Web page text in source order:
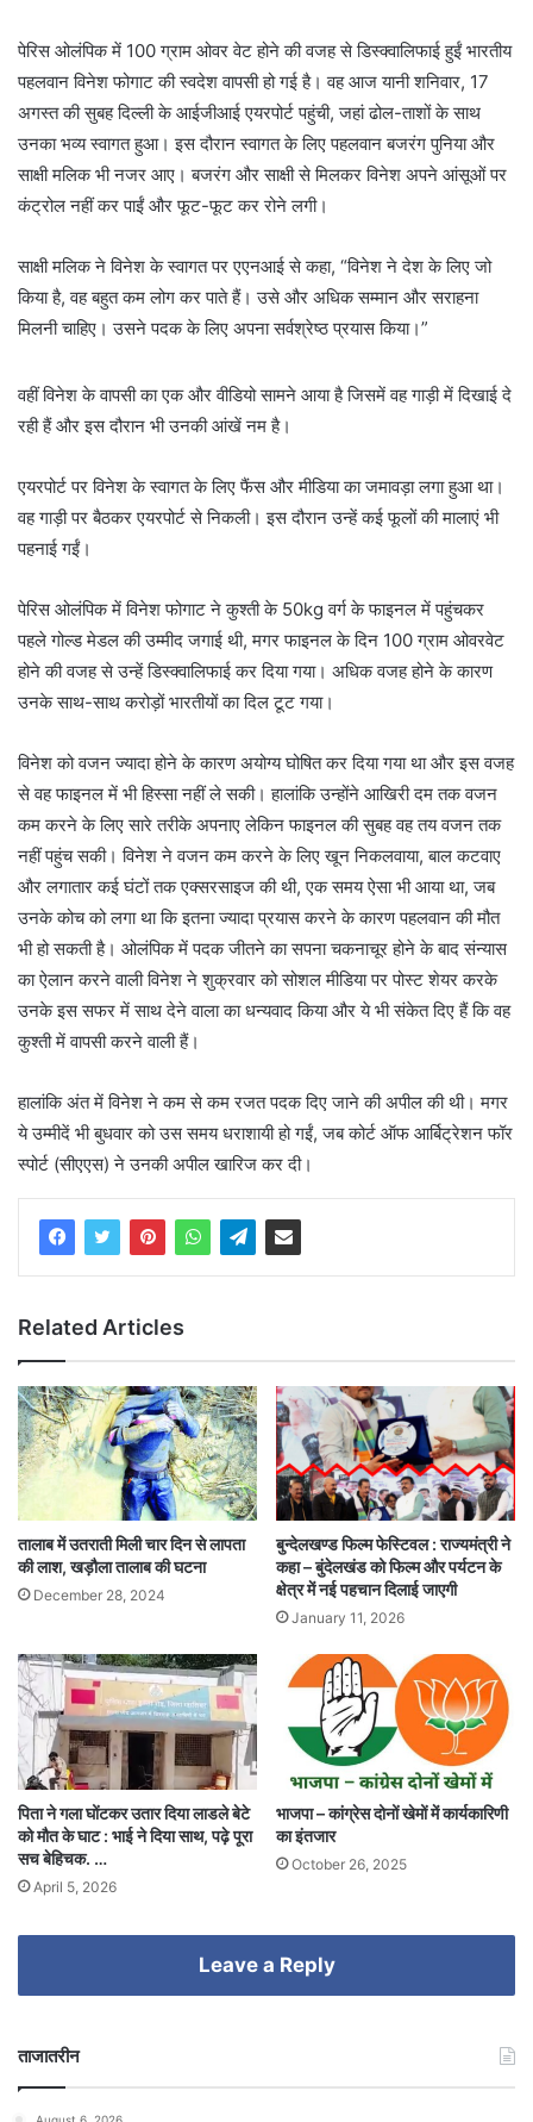
पेरिस ओलंपिक में 100 ग्राम ओवर वेट होने की वजह से डिस्क्वालिफाई हुईं भारतीय
पहलवान विनेश फोगाट की स्वदेश वापसी हो गई है। वह आज यानी शनिवार, 17
अगस्त की सुबह दिल्ली के आईजीआई एयरपोर्ट पहुंची, जहां ढोल-ताशों के साथ
उनका भव्य स्वागत हुआ। इस दौरान स्वागत के लिए पहलवान बजरंग पुनिया और
साक्षी मलिक भी नजर आए। बजरंग और साक्षी से मिलकर विनेश अपने आंसूओं पर
कंट्रोल नहीं कर पाईं और फूट-फूट कर रोने लगी।
साक्षी मलिक ने विनेश के स्वागत पर एएनआई से कहा, “विनेश ने देश के लिए जो
किया है, वह बहुत कम लोग कर पाते हैं। उसे और अधिक सम्मान और सराहना
मिलनी चाहिए। उसने पदक के लिए अपना सर्वश्रेष्ठ प्रयास किया।”
वहीं विनेश के वापसी का एक और वीडियो सामने आया है जिसमें वह गाड़ी में दिखाई दे
रही हैं और इस दौरान भी उनकी आंखें नम है।
एयरपोर्ट पर विनेश के स्वागत के लिए फैंस और मीडिया का जमावड़ा लगा हुआ था।
वह गाड़ी पर बैठकर एयरपोर्ट से निकली। इस दौरान उन्हें कई फूलों की मालाएं भी
पहनाई गईं।
पेरिस ओलंपिक में विनेश फोगाट ने कुश्ती के 50kg वर्ग के फाइनल में पहुंचकर
पहले गोल्ड मेडल की उम्मीद जगाई थी, मगर फाइनल के दिन 100 ग्राम ओवरवेट
होने की वजह से उन्हें डिस्क्वालिफाई कर दिया गया। अधिक वजह होने के कारण
उनके साथ-साथ करोड़ों भारतीयों का दिल टूट गया।
विनेश को वजन ज्यादा होने के कारण अयोग्य घोषित कर दिया गया था और इस वजह
से वह फाइनल में भी हिस्सा नहीं ले सकी। हालांकि उन्होंने आखिरी दम तक वजन
कम करने के लिए सारे तरीके अपनाए लेकिन फाइनल की सुबह वह तय वजन तक
नहीं पहुंच सकी। विनेश ने वजन कम करने के लिए खून निकलवाया, बाल कटवाए
और लगातार कई घंटों तक एक्सरसाइज की थी, एक समय ऐसा भी आया था, जब
उनके कोच को लगा था कि इतना ज्यादा प्रयास करने के कारण पहलवान की मौत
भी हो सकती है। ओलंपिक में पदक जीतने का सपना चकनाचूर होने के बाद संन्यास
का ऐलान करने वाली विनेश ने शुक्रवार को सोशल मीडिया पर पोस्ट शेयर करके
उनके इस सफर में साथ देने वाला का धन्यवाद किया और ये भी संकेत दिए हैं कि वह
कुश्ती में वापसी करने वाली हैं।
हालांकि अंत में विनेश ने कम से कम रजत पदक दिए जाने की अपील की थी। मगर
ये उम्मीदें भी बुधवार को उस समय धराशायी हो गईं, जब कोर्ट ऑफ आर्बिट्रेशन फॉर
स्पोर्ट (सीएएस) ने उनकी अपील खारिज कर दी।
Related Articles
तालाब में उतराती मिली चार दिन से लापता
की लाश, खड़ौला तालाब की घटना
December 28, 2024
बुन्देलखण्ड फिल्म फेस्टिवल : राज्यमंत्री ने
कहा – बुंदेलखंड को फिल्म और पर्यटन के
क्षेत्र में नई पहचान दिलाई जाएगी
January 11, 2026
पिता ने गला घोंटकर उतार दिया लाडले बेटे
को मौत के घाट : भाई ने दिया साथ, पढ़े पूरा
सच बेहिचक. …
April 5, 2026
भाजपा – कांग्रेस दोनों खेमों में कार्यकारिणी
का इंतजार
October 26, 2025
Leave a Reply
ताजातरीन